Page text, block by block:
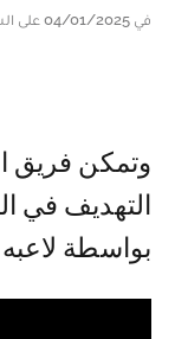
في 04/01/2025 على الساعة 19:06
وتمكن فريق
بواسطة